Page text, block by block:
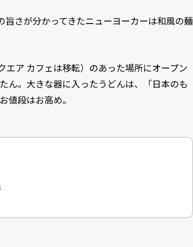
旨さが分かってきたニューヨーカーは和風の麺
ア カフェは移転）のあった場所にオープン
ん。大きな器に入ったうどんは、「日本のも
値段はお高め。